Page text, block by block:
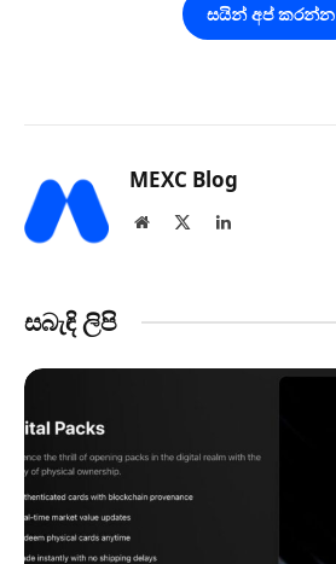
සයින් අප් කරන්න
MEXC Blog
Website LinkedIn
සබැඳි ලිපි